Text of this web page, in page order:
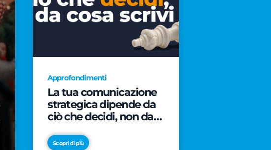
Approfondimenti
La tua comunicazione
strategica dipende da
ciò che decidi, non da
Scopri di più